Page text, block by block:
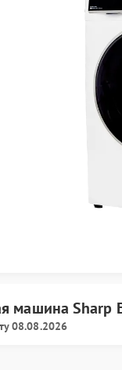
машина Sharp
08.08.2026